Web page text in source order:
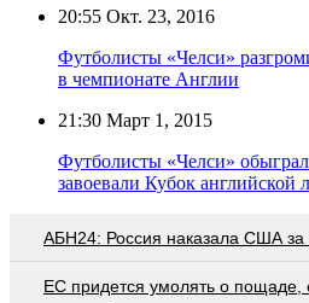
20:55 Окт. 23, 2016
Футболисты «Челси»
в чемпионате Англии
21:30 Март 1, 2015
Футболисты «Челси»
завоевали Кубок английской
АБН24: Россия наказала США за
EC придется умолять о пощаде,